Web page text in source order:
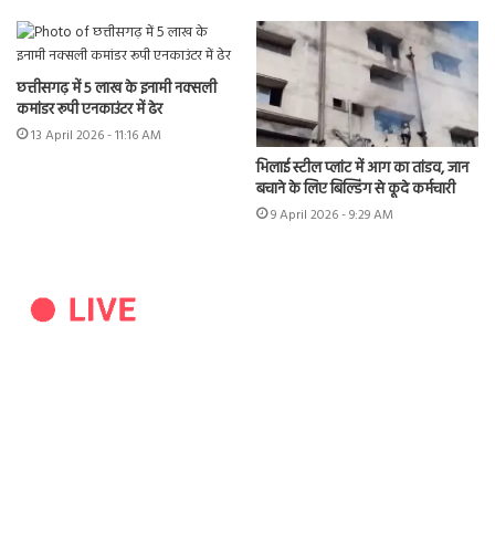
छत्तीसगढ़ में 5 लाख के इनामी नक्सली
कमांडर रूपी एनकाउंटर में ढेर
13 April 2026 - 11:16 AM
भिलाई स्टील प्लांट में आग का तांडव, जान
बचाने के लिए बिल्डिंग से कूदे कर्मचारी
9 April 2026 - 9:29 AM